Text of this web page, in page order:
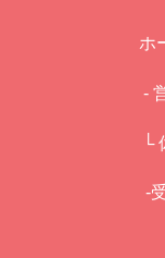
ホ
-
└
-